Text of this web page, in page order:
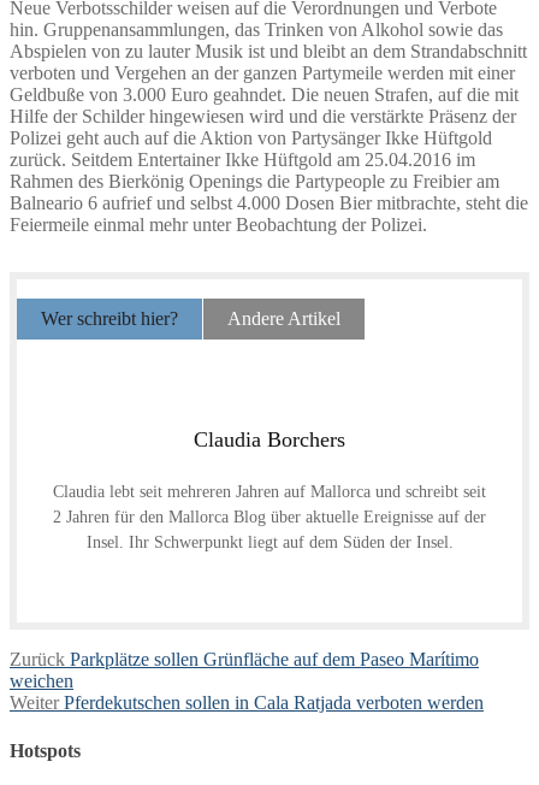
Neue Verbotsschilder weisen auf die Verordnungen und Verbote
hin. Gruppenansammlungen, das Trinken von Alkohol sowie das
Abspielen von zu lauter Musik ist und bleibt an dem Strandabschnitt
verboten und Vergehen an der ganzen Partymeile werden mit einer
Geldbuße von 3.000 Euro geahndet. Die neuen Strafen, auf die mit
Hilfe der Schilder hingewiesen wird und die verstärkte Präsenz der
Polizei geht auch auf die Aktion von Partysänger Ikke Hüftgold
zurück. Seitdem Entertainer Ikke Hüftgold am 25.04.2016 im
Rahmen des Bierkönig Openings die Partypeople zu Freibier am
Balneario 6 aufrief und selbst 4.000 Dosen Bier mitbrachte, steht die
Feiermeile einmal mehr unter Beobachtung der Polizei.
Wer schreibt hier? Andere Artikel
Claudia Borchers
Claudia lebt seit mehreren Jahren auf Mallorca und schreibt seit
2 Jahren für den Mallorca Blog über aktuelle Ereignisse auf der
Insel. Ihr Schwerpunkt liegt auf dem Süden der Insel.
Beitragsnavigation
Zurück Vorheriger
Beitrag:
Parkplätze sollen Grünfläche auf dem Paseo Marítimo
weichen
Weiter Nächster
Pferdekutschen sollen in Cala Ratjada verboten werden
Hotspots